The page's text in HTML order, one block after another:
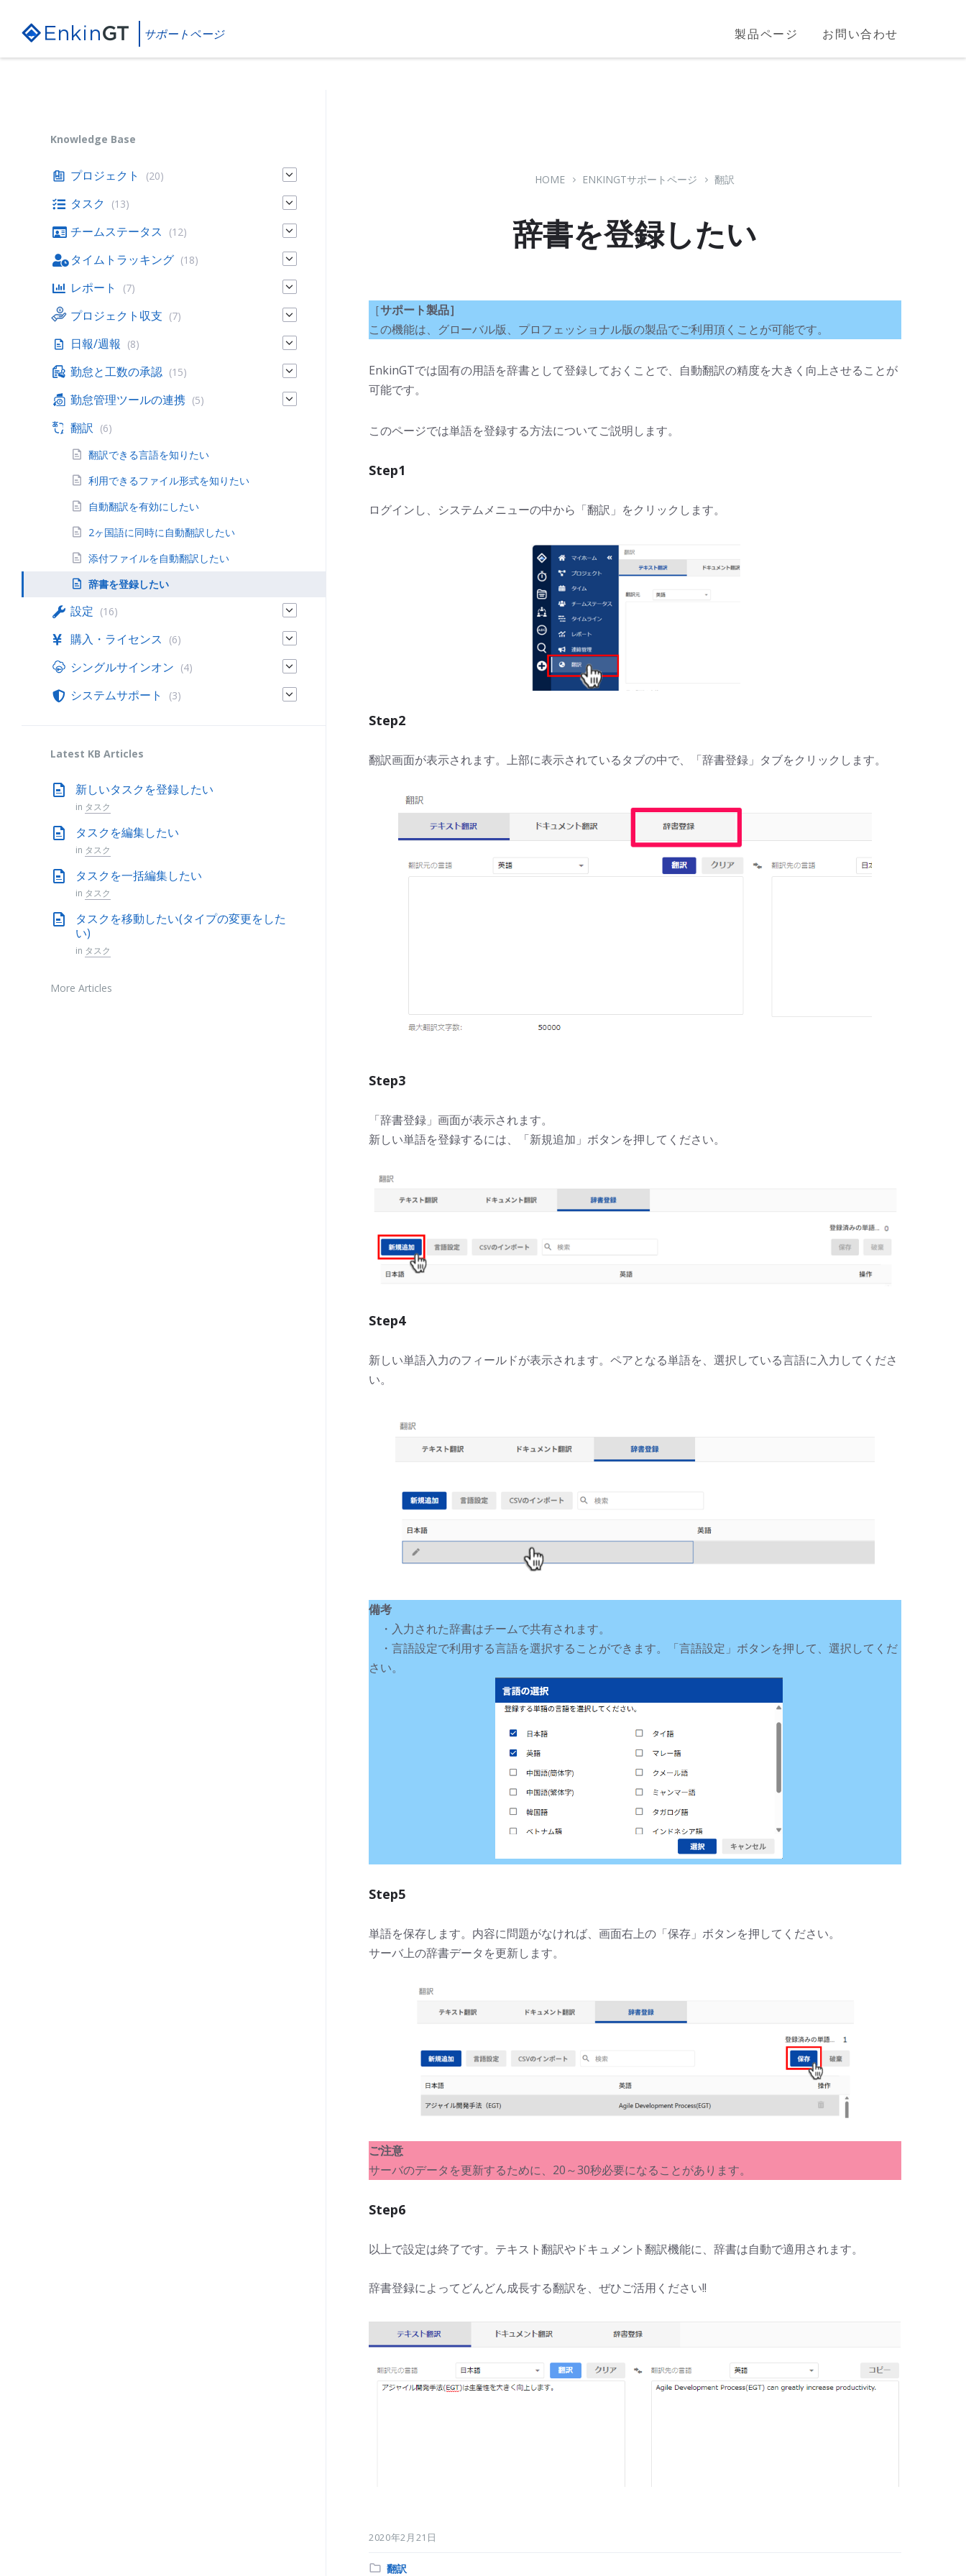
content
main
navigation
footer
サポートページ 製品ページ お問い合わせ
HOME ENKINGTサポートページ 翻訳
辞書を登録したい
［サポート製品］
この機能は、グローバル版、プロフェッショナル版の製品でご利用頂くことが可能です。
EnkinGTでは固有の用語を辞書として登録しておくことで、自動翻訳の精度を大きく向上させることが
可能です。
このページでは単語を登録する方法についてご説明します。
Step1
ログインし、システムメニューの中から「翻訳」をクリックします。
Step2
翻訳画面が表示されます。上部に表示されているタブの中で、「辞書登録」タブをクリックします。
Step3
「辞書登録」画面が表示されます。
新しい単語を登録するには、「新規追加」ボタンを押してください。
Step4
新しい単語入力のフィールドが表示されます。ペアとなる単語を、選択している言語に入力してくださ
い。
備考
・入力された辞書はチームで共有されます。
・言語設定で利用する言語を選択することができます。「言語設定」ボタンを押して、選択してくだ
さい。
Step5
単語を保存します。内容に問題がなければ、画面右上の「保存」ボタンを押してください。
サーバ上の辞書データを更新します。
ご注意
サーバのデータを更新するために、20～30秒必要になることがあります。
Step6
以上で設定は終了です。テキスト翻訳やドキュメント翻訳機能に、辞書は自動で適用されます。
辞書登録によってどんどん成長する翻訳を、ぜひご活用ください!!
2020年2月21日
Category:
翻訳
Knowledge Base
プロジェクト (20)
タスク (13)
チームステータス (12)
タイムトラッキング (18)
レポート (7)
プロジェクト収支 (7)
日報/週報 (8)
勤怠と工数の承認 (15)
勤怠管理ツールの連携 (5)
翻訳
(6)
翻訳できる言語を知りたい
利用できるファイル形式を知りたい
自動翻訳を有効にしたい
2ヶ国語に同時に自動翻訳したい
添付ファイルを自動翻訳したい
辞書を登録したい
設定 (16)
購入・ライセンス (6)
シングルサインオン (4)
システムサポート (3)
Latest KB Articles
新しいタスクを登録したい
in タスク
タスクを編集したい
in タスク
タスクを一括編集したい
in タスク
タスクを移動したい(タイプの変更をした
い)
in タスク
More Articles